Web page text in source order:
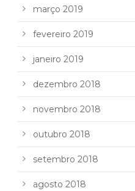
março 2019
fevereiro 2019
janeiro 2019
dezembro 2018
novembro 2018
outubro 2018
setembro 2018
agosto 2018